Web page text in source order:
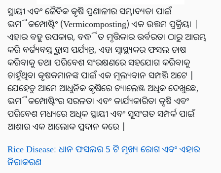
ସ୍ଥାୟୀ ଏବଂ ଜୈବିକ କୃଷି ପ୍ରଣାଳୀର ସମ୍ଭାବ୍ୟତା ପାଇଁ
ଭର୍ମିକମ୍ପୋଷ୍ଟିଂ (Vermicomposting) ଏକ ଉତ୍ତମ ପ୍ରକ୍ରିୟା |
ଏହାର ବହୁ ଉପକାର, ବର୍ଦ୍ଧିତ ମୃତ୍ତିକାର ଉର୍ବରତା ଠାରୁ ଆରମ୍ଭ
କରି ବର୍ଜ୍ୟବସ୍ତୁ ହ୍ରାସ ପର୍ଯ୍ୟନ୍ତ, ଏହା ସ୍ୱାସ୍ଥ୍ୟକର ଫସଲ ଚାଷ
କରିବାକୁ ତଥା ପରିବେଶ ସଂରକ୍ଷଣରେ ସହଯୋଗ କରିବାକୁ
ଚାହୁଁଥିବା କୃଷକମାନଙ୍କ ପାଇଁ ଏକ ମୂଲ୍ୟବାନ ସମ୍ପତ୍ତି ଅଟେ |
ଯେହେତୁ ଆମେ ଆଧୁନିକ କୃଷିରେ ଚ୍ୟାଲେଞ୍ଜ ଅଧିକ ଦେଖୁଛେ,
ଭର୍ମିକମ୍ପୋଷ୍ଟିଂର ସରଳତା ଏବଂ କାର୍ଯ୍ୟକାରିତା କୃଷି ଏବଂ
ପରିବେଶ ମଧ୍ୟରେ ଅଧିକ ସ୍ଥାୟୀ ଏବଂ ସୁସଂଗତ ସମ୍ପର୍କ ପାଇଁ
ଆଶାର ଏକ ଆଲୋକ ପ୍ରଦାନ କରେ |
Rice Disease: ଧାନ ଫସଲର 5 ଟି ମୁଖ୍ୟ ରୋଗ ଏବଂ ଏହାର
ନିରାକରଣ